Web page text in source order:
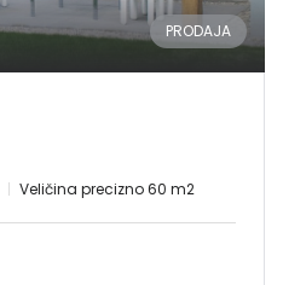
PRODAJA
Veličina precizno 60 m2